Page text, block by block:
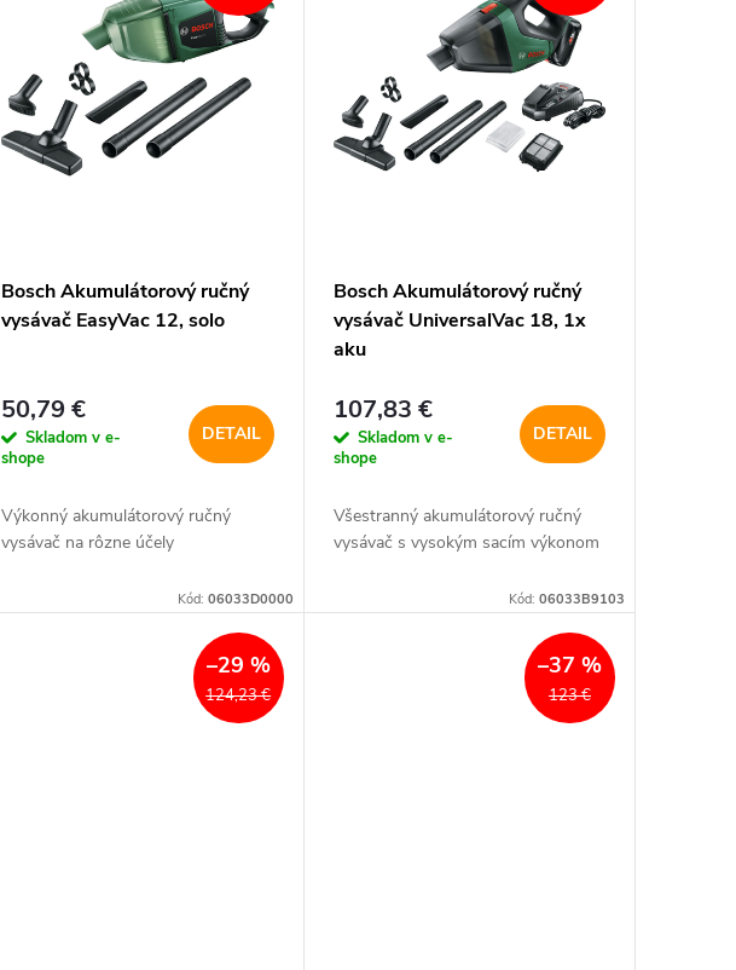
Bosch Akumulátorový ručný
vysávač EasyVac 12, solo
50,79 €
Skladom v e-
shope
DETAIL
Výkonný akumulátorový ručný
vysávač na rôzne účely
Kód: 06033D0000
Bosch Akumulátorový ručný
vysávač UniversalVac 18, 1x
aku
107,83 €
Skladom v e-
shope
DETAIL
Všestranný akumulátorový ručný
vysávač s vysokým sacím výkonom
Kód: 06033B9103
124,23 €
–29 %
123 €
–37 %